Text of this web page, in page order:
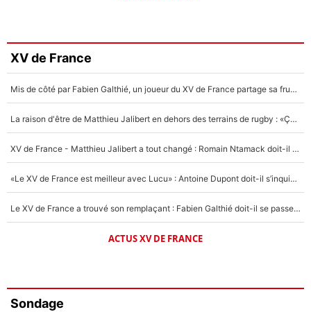
XV de France
Mis de côté par Fabien Galthié, un joueur du XV de France partage sa frustration : «ils ne me l’ont pas dit tout de suite»
La raison d'être de Matthieu Jalibert en dehors des terrains de rugby : «Ça m'atteint autant que si tu touches à un membre de ma famille»
XV de France - Matthieu Jalibert a tout changé : Romain Ntamack doit-il s’inquiéter pour sa place à un an de la Coupe du monde ?
«Le XV de France est meilleur avec Lucu» : Antoine Dupont doit-il s’inquiéter pour sa place ?
Le XV de France a trouvé son remplaçant : Fabien Galthié doit-il se passer d'Antoine Dupont ?
ACTUS XV DE FRANCE
Sondage